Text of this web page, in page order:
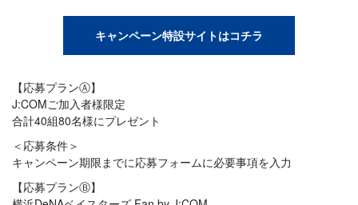
キャンペーン特設サイトはコチラ
【応募プランⒶ】
J:COMご加入者様限定
合計40組80名様にプレゼント
＜応募条件＞
キャンペーン期限までに応募フォームに必要事項を入力
【応募プランⒷ】